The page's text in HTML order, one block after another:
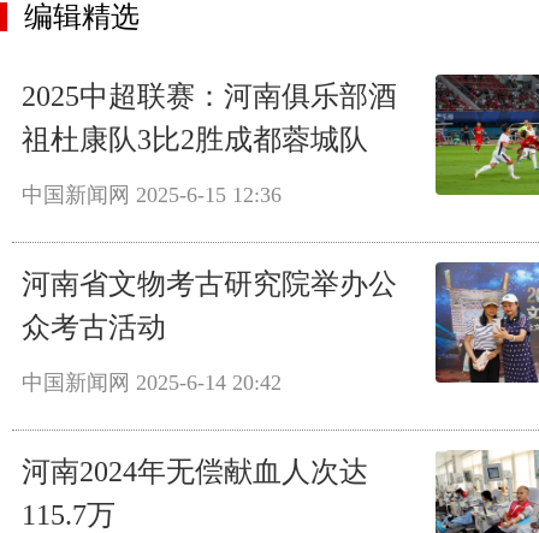
编辑精选
2025中超联赛：河南俱乐部酒
祖杜康队3比2胜成都蓉城队
中国新闻网 2025-6-15 12:36
河南省文物考古研究院举办公
众考古活动
中国新闻网 2025-6-14 20:42
河南2024年无偿献血人次达
115.7万